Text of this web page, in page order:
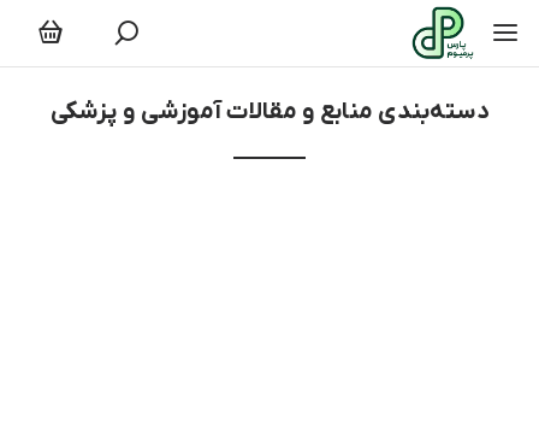
دسته‌بندی منابع و مقالات آموزشی و پزشکی